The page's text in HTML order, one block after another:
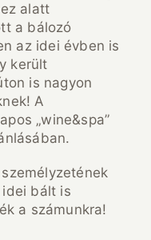
alatt
a bálozó
az idei évben is
került
is nagyon
A
„wine&spa”
idei bált is
a számunkra!